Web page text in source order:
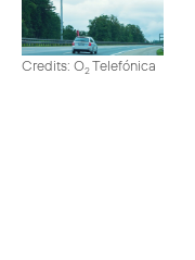
Credits: O2Telefónica